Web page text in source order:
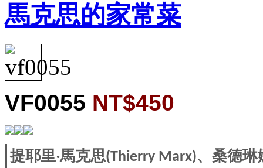
馬克思的家常菜
VF0055 NT$450
提耶里‧馬克思(Thierry Marx)、桑德琳